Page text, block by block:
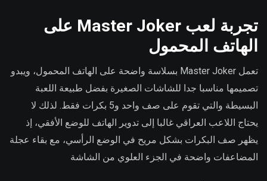
تجربة لعب Master Joker على
الهاتف المحمول
تعمل Master Joker بسلاسة واضحة على الهاتف المحمول، ويبدو
تصميمها مناسبا جدا للشاشات الصغيرة بفضل طبيعة اللعبة
البسيطة والتي تقوم على صف واحد و5 بكرات فقط. لذلك لا
يحتاج اللاعب العراقي غالبا إلى تدوير الهاتف للوضع الأفقي، إذ
يظهر صف البكرات بشكل مريح في الوضع الرأسي، مع بقاء عجلة
المضاعفات واضحة في الجزء العلوي من الشاشة